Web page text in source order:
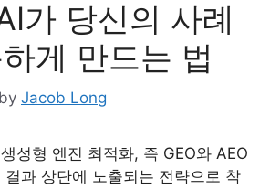
가 당신의 사례
게 만드는 법
by Jacob Long
성형 엔진 최적화, 즉 GEO와 AEO
결과 상단에 노출되는 전략으로 착